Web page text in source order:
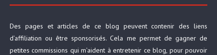
Des pages et articles de ce blog peuvent contenir des liens
d’affiliation ou être sponsorisés. Cela me permet de gagner de
petites commissions qui m’aident à entretenir ce blog, pour pouvoir